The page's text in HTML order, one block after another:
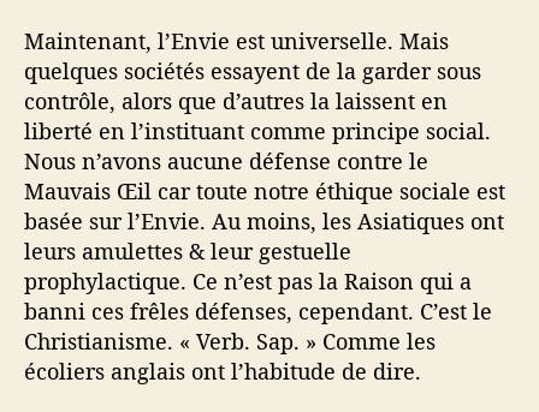
Maintenant, l’Envie est universelle. Mais
quelques sociétés essayent de la garder sous
contrôle, alors que d’autres la laissent en
liberté en l’instituant comme principe social.
Nous n’avons aucune défense contre le
Mauvais Œil car toute notre éthique sociale est
basée sur l’Envie. Au moins, les Asiatiques ont
leurs amulettes & leur gestuelle
prophylactique. Ce n’est pas la Raison qui a
banni ces frêles défenses, cependant. C’est le
Christianisme. « Verb. Sap. » Comme les
écoliers anglais ont l’habitude de dire.